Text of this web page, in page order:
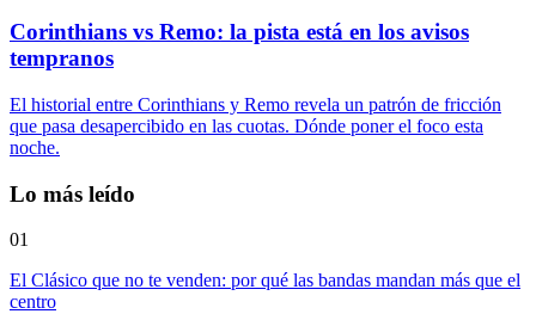
Corinthians vs Remo: la pista está en los avisos
tempranos
El historial entre Corinthians y Remo revela un patrón de fricción
que pasa desapercibido en las cuotas. Dónde poner el foco esta
noche.
Lo más leído
01
El Clásico que no te venden: por qué las bandas mandan más que el
centro